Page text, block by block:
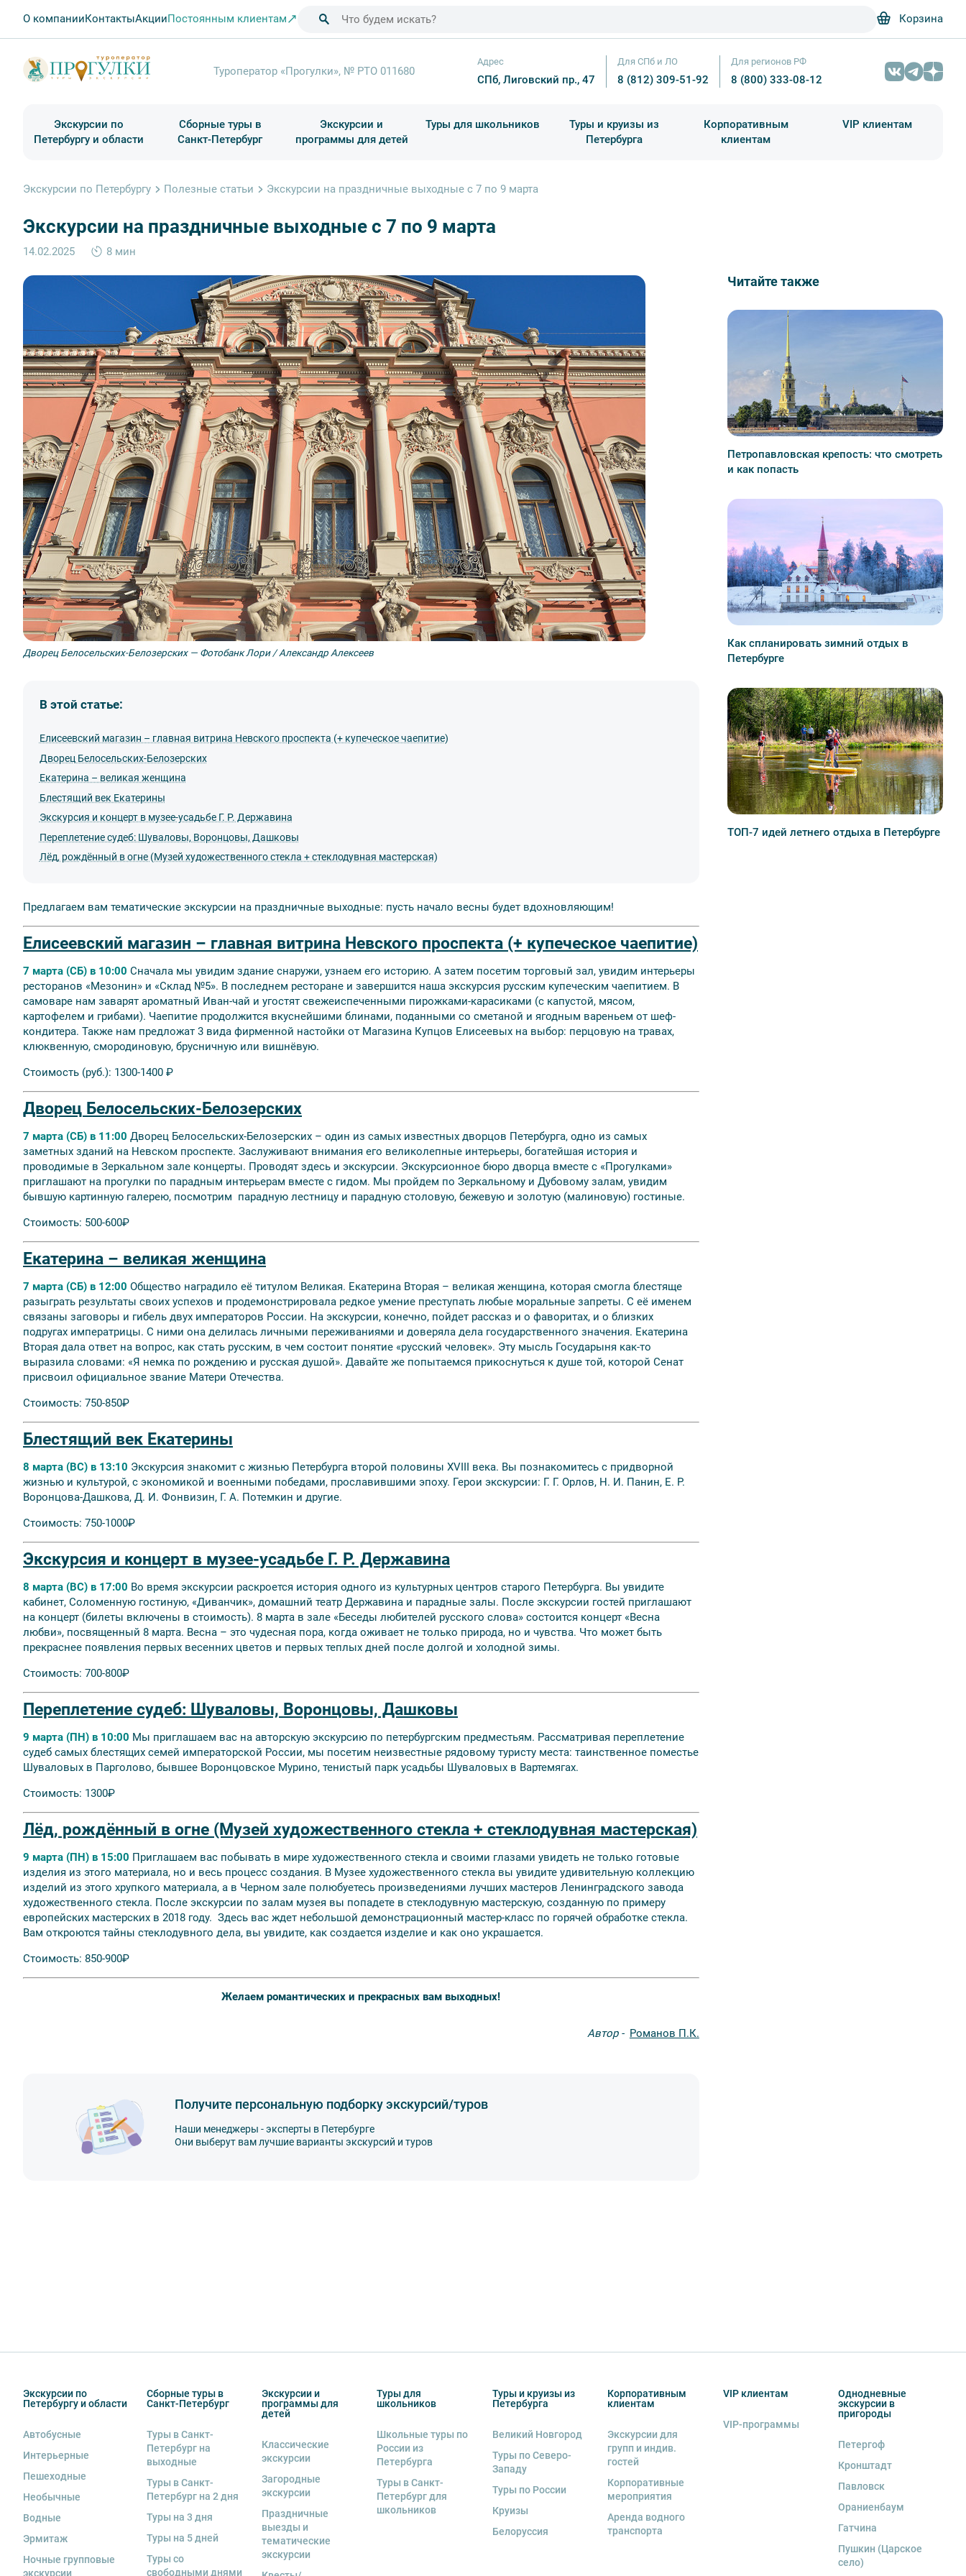
О компанииКонтактыАкцииПостоянным клиентам Корзина
Туроператор «Прогулки», № РТО 011680
Адрес
СПб, Лиговский пр., 47
Для СПб и ЛО
8 (812) 309-51-92
Для регионов РФ
8 (800) 333-08-12
Экскурсии по
Петербургу и области
Сборные туры в
Санкт-Петербург
Экскурсии и
программы для детей
Туры для школьников
Туры и круизы из
Петербурга
Корпоративным
клиентам
VIP клиентам
Экскурсии по Петербургу Полезные статьи Экскурсии на праздничные выходные с 7 по 9 марта
Экскурсии на праздничные выходные с 7 по 9 марта
14.02.2025 8 мин
Дворец Белосельских-Белозерских — Фотобанк Лори / Александр Алексеев
В этой статье:
Елисеевский магазин – главная витрина Невского проспекта (+ купеческое чаепитие)
Дворец Белосельских-Белозерских
Екатерина – великая женщина
Блестящий век Екатерины
Экскурсия и концерт в музее-усадьбе Г. Р. Державина
Переплетение судеб: Шуваловы, Воронцовы, Дашковы
Лёд, рождённый в огне (Музей художественного стекла + стеклодувная мастерская)
Предлагаем вам тематические экскурсии на праздничные выходные: пусть начало весны будет вдохновляющим!
Елисеевский магазин – главная витрина Невского проспекта (+ купеческое чаепитие)
7 марта (СБ) в 10:00 Сначала мы увидим здание снаружи, узнаем его историю. А затем посетим торговый зал, увидим интерьеры
ресторанов «Мезонин» и «Склад №5». В последнем ресторане и завершится наша экскурсия русским купеческим чаепитием. В
самоваре нам заварят ароматный Иван-чай и угостят свежеиспеченными пирожками-карасиками (с капустой, мясом,
картофелем и грибами). Чаепитие продолжится вкуснейшими блинами, поданными со сметаной и ягодным вареньем от шеф-
кондитера. Также нам предложат 3 вида фирменной настойки от Магазина Купцов Елисеевых на выбор: перцовую на травах,
клюквенную, смородиновую, брусничную или вишнёвую.
Стоимость (руб.): 1300-1400 ₽
Дворец Белосельских-Белозерских
7 марта (СБ) в 11:00 Дворец Белосельских-Белозерских – один из самых известных дворцов Петербурга, одно из самых
заметных зданий на Невском проспекте. Заслуживают внимания его великолепные интерьеры, богатейшая история и
проводимые в Зеркальном зале концерты. Проводят здесь и экскурсии. Экскурсионное бюро дворца вместе с «Прогулками»
приглашают на прогулки по парадным интерьерам вместе с гидом. Мы пройдем по Зеркальному и Дубовому залам, увидим
бывшую картинную галерею, посмотрим парадную лестницу и парадную столовую, бежевую и золотую (малиновую) гостиные.
Стоимость: 500-600₽
Екатерина – великая женщина
7 марта (СБ) в 12:00 Общество наградило её титулом Великая. Екатерина Вторая – великая женщина, которая смогла блестяще
разыграть результаты своих успехов и продемонстрировала редкое умение преступать любые моральные запреты. С её именем
связаны заговоры и гибель двух императоров России. На экскурсии, конечно, пойдет рассказ и о фаворитах, и о близких
подругах императрицы. С ними она делилась личными переживаниями и доверяла дела государственного значения. Екатерина
Вторая дала ответ на вопрос, как стать русским, в чем состоит понятие «русский человек». Эту мысль Государыня как-то
выразила словами: «Я немка по рождению и русская душой». Давайте же попытаемся прикоснуться к душе той, которой Сенат
присвоил официальное звание Матери Отечества.
Стоимость: 750-850₽
Блестящий век Екатерины
8 марта (ВС) в 13:10 Экскурсия знакомит с жизнью Петербурга второй половины XVIII века. Вы познакомитесь с придворной
жизнью и культурой, с экономикой и военными победами, прославившими эпоху. Герои экскурсии: Г. Г. Орлов, Н. И. Панин, Е. Р.
Воронцова-Дашкова, Д. И. Фонвизин, Г. А. Потемкин и другие.
Стоимость: 750-1000₽
Экскурсия и концерт в музее-усадьбе Г. Р. Державина
8 марта (ВС) в 17:00 Во время экскурсии раскроется история одного из культурных центров старого Петербурга. Вы увидите
кабинет, Соломенную гостиную, «Диванчик», домашний театр Державина и парадные залы. После экскурсии гостей приглашают
на концерт (билеты включены в стоимость). 8 марта в зале «Беседы любителей русского слова» состоится концерт «Весна
любви», посвященный 8 марта. Весна – это чудесная пора, когда оживает не только природа, но и чувства. Что может быть
прекраснее появления первых весенних цветов и первых теплых дней после долгой и холодной зимы.
Стоимость: 700-800₽
Переплетение судеб: Шуваловы, Воронцовы, Дашковы
9 марта (ПН) в 10:00 Мы приглашаем вас на авторскую экскурсию по петербургским предместьям. Рассматривая переплетение
судеб самых блестящих семей императорской России, мы посетим неизвестные рядовому туристу места: таинственное поместье
Шуваловых в Парголово, бывшее Воронцовское Мурино, тенистый парк усадьбы Шуваловых в Вартемягах.
Стоимость: 1300₽
Лёд, рождённый в огне (Музей художественного стекла + стеклодувная мастерская)
9 марта (ПН) в 15:00 Приглашаем вас побывать в мире художественного стекла и своими глазами увидеть не только готовые
изделия из этого материала, но и весь процесс создания. В Музее художественного стекла вы увидите удивительную коллекцию
изделий из этого хрупкого материала, а в Черном зале полюбуетесь произведениями лучших мастеров Ленинградского завода
художественного стекла. После экскурсии по залам музея вы попадете в стеклодувную мастерскую, созданную по примеру
европейских мастерских в 2018 году. Здесь вас ждет небольшой демонстрационный мастер-класс по горячей обработке стекла.
Вам откроются тайны стеклодувного дела, вы увидите, как создается изделие и как оно украшается.
Стоимость: 850-900₽
Желаем романтических и прекрасных вам выходных!
Автор - Романов П.К.
Получите персональную подборку экскурсий/туров
Наши менеджеры - эксперты в Петербурге
Они выберут вам лучшие варианты экскурсий и туров
Читайте также
Петропавловская крепость: что смотреть
и как попасть
Как спланировать зимний отдых в
Петербурге
ТОП-7 идей летнего отдыха в Петербурге
Экскурсии по
Петербургу и области
Автобусные
Интерьерные
Пешеходные
Необычные
Водные
Эрмитаж
Ночные групповые
экскурсии
Сборные туры в
Санкт-Петербург
Туры в Санкт-
Петербург на
выходные
Туры в Санкт-
Петербург на 2 дня
Туры на 3 дня
Туры на 5 дней
Туры со
свободными днями
Экскурсии и
программы для
детей
Классические
экскурсии
Загородные
экскурсии
Праздничные
выезды и
тематические
экскурсии
Туры для
школьников
Школьные туры по
России из
Петербурга
Туры в Санкт-
Петербург для
школьников
Туры и круизы из
Петербурга
Великий Новгород
Туры по Северо-
Западу
Туры по России
Круизы
Белоруссия
Корпоративным
клиентам
Экскурсии для
групп и индив.
гостей
Корпоративные
мероприятия
Аренда водного
транспорта
VIP клиентам
VIP-программы
Однодневные
экскурсии в
пригороды
Петергоф
Кронштадт
Павловск
Ораниенбаум
Гатчина
Пушкин (Царское
село)